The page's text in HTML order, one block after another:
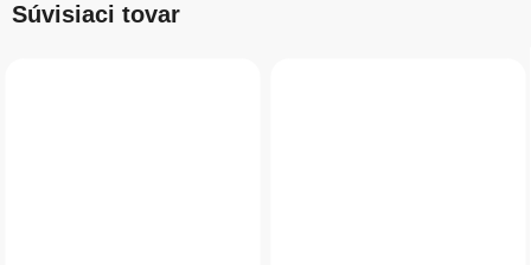
Súvisiaci tovar